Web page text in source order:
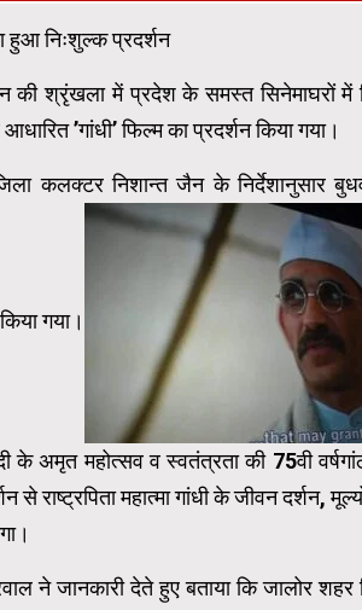
हुआ निःशुल्क प्रदर्शन
श्रृंखला में प्रदेश के समस्त सिनेमाघरों में
आधारित ’गांधी’ फिल्म का प्रदर्शन किया गया।
कलक्टर निशान्त जैन के निर्देशानुसार
गया।
के अमृत महोत्सव व स्वतंत्रता की 75वी
राष्ट्रपिता महात्मा गांधी के जीवन दर्शन,
ने जानकारी देते हुए बताया कि जालोर शहर